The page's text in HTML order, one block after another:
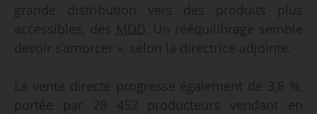
grande distribution vers des produits plus
accessibles, des MDD. Un rééquilibrage semble
devoir s’amorcer », selon la directrice adjointe.
La vente directe progresse également de 3,8 %,
portée par 28 452 producteurs vendant en